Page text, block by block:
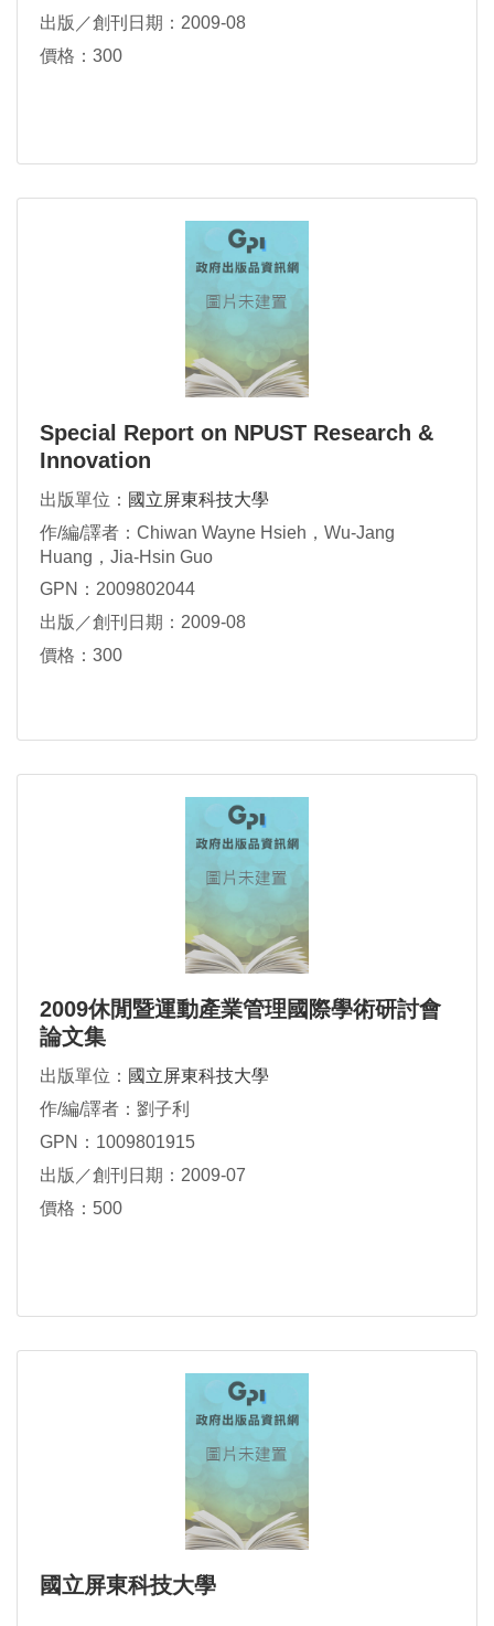
出版／創刊日期：2009-08
價格：300
Special Report on NPUST Research &
Innovation
出版單位： 國立屏東科技大學
作/編/譯者：Chiwan Wayne Hsieh，Wu-Jang
Huang，Jia-Hsin Guo
GPN：2009802044
出版／創刊日期：2009-08
價格：300
2009休閒暨運動產業管理國際學術研討會
論文集
出版單位： 國立屏東科技大學
作/編/譯者：劉子利
GPN：1009801915
出版／創刊日期：2009-07
價格：500
國立屏東科技大學